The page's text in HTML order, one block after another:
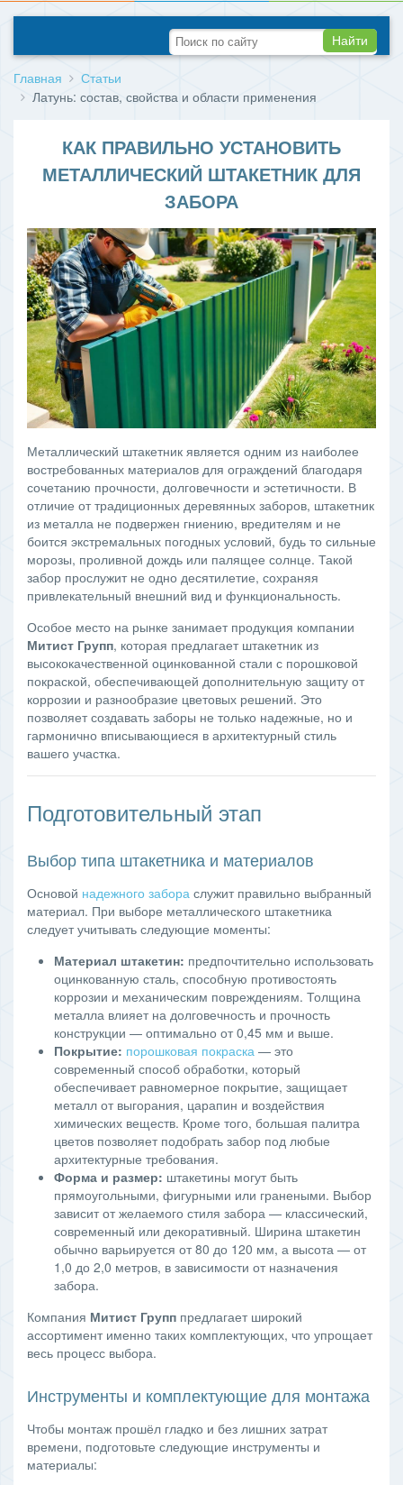
Найти
Главная
Статьи
Латунь: состав, свойства и области применения
КАК ПРАВИЛЬНО УСТАНОВИТЬ
МЕТАЛЛИЧЕСКИЙ ШТАКЕТНИК ДЛЯ
ЗАБОРА
Металлический штакетник является одним из наиболее
востребованных материалов для ограждений благодаря
сочетанию прочности, долговечности и эстетичности. В
отличие от традиционных деревянных заборов, штакетник
из металла не подвержен гниению, вредителям и не
боится экстремальных погодных условий, будь то сильные
морозы, проливной дождь или палящее солнце. Такой
забор прослужит не одно десятилетие, сохраняя
привлекательный внешний вид и функциональность.
Особое место на рынке занимает продукция компании
Митист Групп, которая предлагает штакетник из
высококачественной оцинкованной стали с порошковой
покраской, обеспечивающей дополнительную защиту от
коррозии и разнообразие цветовых решений. Это
позволяет создавать заборы не только надежные, но и
гармонично вписывающиеся в архитектурный стиль
вашего участка.
Подготовительный этап
Выбор типа штакетника и материалов
Основой надежного забора служит правильно выбранный
материал. При выборе металлического штакетника
следует учитывать следующие моменты:
Материал штакетин: предпочтительно использовать
оцинкованную сталь, способную противостоять
коррозии и механическим повреждениям. Толщина
металла влияет на долговечность и прочность
конструкции — оптимально от 0,45 мм и выше.
Покрытие: порошковая покраска — это
современный способ обработки, который
обеспечивает равномерное покрытие, защищает
металл от выгорания, царапин и воздействия
химических веществ. Кроме того, большая палитра
цветов позволяет подобрать забор под любые
архитектурные требования.
Форма и размер: штакетины могут быть
прямоугольными, фигурными или гранеными. Выбор
зависит от желаемого стиля забора — классический,
современный или декоративный. Ширина штакетин
обычно варьируется от 80 до 120 мм, а высота — от
1,0 до 2,0 метров, в зависимости от назначения
забора.
Компания Митист Групп предлагает широкий
ассортимент именно таких комплектующих, что упрощает
весь процесс выбора.
Инструменты и комплектующие для монтажа
Чтобы монтаж прошёл гладко и без лишних затрат
времени, подготовьте следующие инструменты и
материалы: